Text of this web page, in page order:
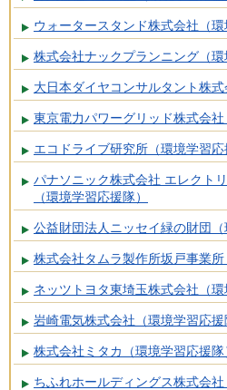
ウォータースタンド株式会社（環
株式会社ナックプランニング（環
大日本ダイヤコンサルタント株式
東京電力パワーグリッド株式会社
エコドライブ研究所（環境学習応
パナソニック株式会社 エレクト
（環境学習応援隊）
公益財団法人ニッセイ緑の財団（
株式会社タムラ製作所坂戸事業所
ネッツトヨタ東埼玉株式会社（環
岩崎電気株式会社（環境学習応援
株式会社ミタカ（環境学習応援隊
ちふれホールディングス株式会社